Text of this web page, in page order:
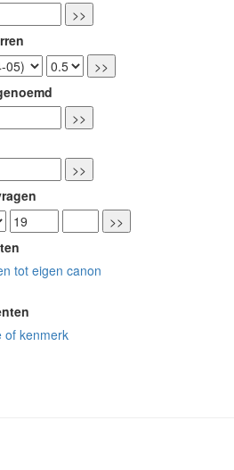
tot eigen canon
of kenmerk